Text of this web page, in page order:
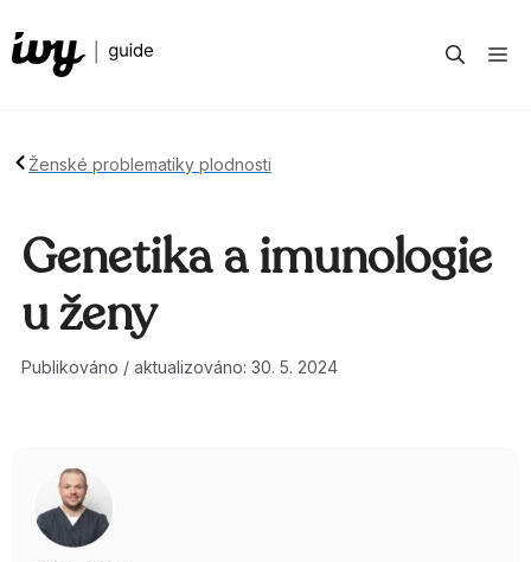
na
obsah
Ženské problematiky plodnosti
Genetika a imunologie
u ženy
Publikováno / aktualizováno: 30. 5. 2024